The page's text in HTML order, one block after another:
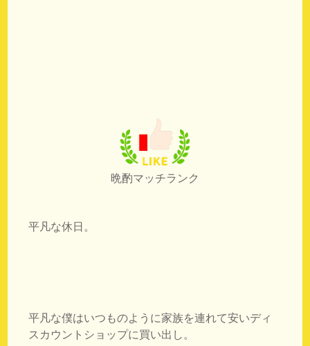
晩酌マッチランク
平凡な休日。
平凡な僕はいつものように家族を連れて安いディ
スカウントショップに買い出し。